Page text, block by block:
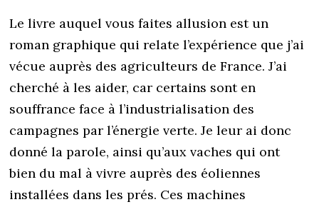
Le livre auquel vous faites allusion est un
roman graphique qui relate l’expérience que j’ai
vécue auprès des agriculteurs de France. J’ai
cherché à les aider, car certains sont en
souffrance face à l’industrialisation des
campagnes par l’énergie verte. Je leur ai donc
donné la parole, ainsi qu’aux vaches qui ont
bien du mal à vivre auprès des éoliennes
installées dans les prés. Ces machines